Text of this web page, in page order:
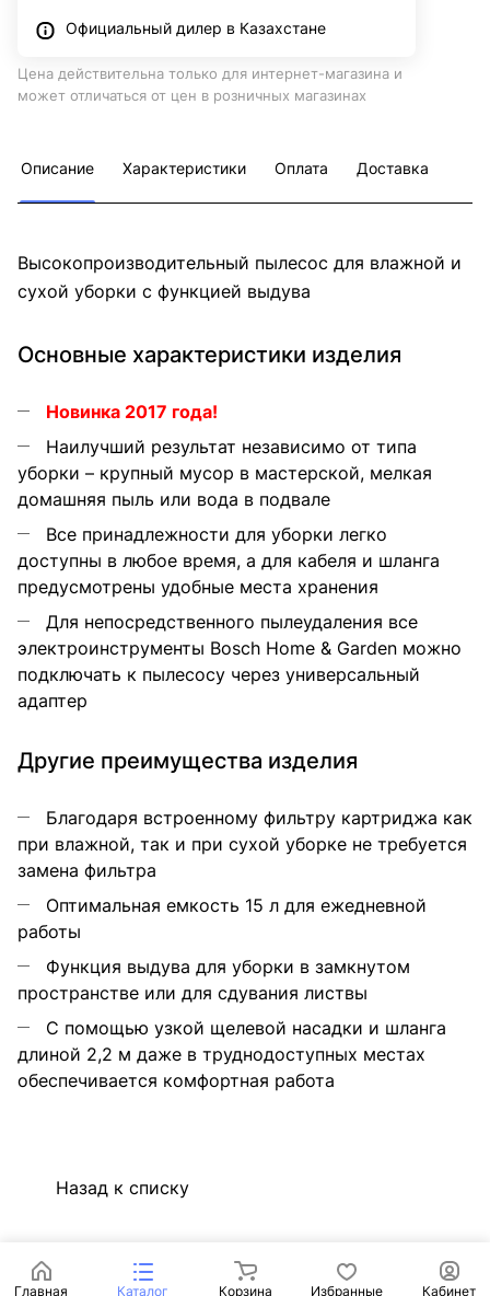
Официальный дилер в Казахстане
Цена действительна только для интернет-магазина и
может отличаться от цен в розничных магазинах
Описание Характеристики Оплата Доставка
Высокопроизводительный пылесос для влажной и
сухой уборки с функцией выдува
Основные характеристики изделия
Новинка 2017 года!
Наилучший результат независимо от типа
уборки – крупный мусор в мастерской, мелкая
домашняя пыль или вода в подвале
Все принадлежности для уборки легко
доступны в любое время, а для кабеля и шланга
предусмотрены удобные места хранения
Для непосредственного пылеудаления все
электроинструменты Bosch Home & Garden можно
подключать к пылесосу через универсальный
адаптер
Другие преимущества изделия
Благодаря встроенному фильтру картриджа как
при влажной, так и при сухой уборке не требуется
замена фильтра
Оптимальная емкость 15 л для ежедневной
работы
Функция выдува для уборки в замкнутом
пространстве или для сдувания листвы
С помощью узкой щелевой насадки и шланга
длиной 2,2 м даже в труднодоступных местах
обеспечивается комфортная работа
Назад к списку
Главная Каталог Корзина Избранные Кабинет